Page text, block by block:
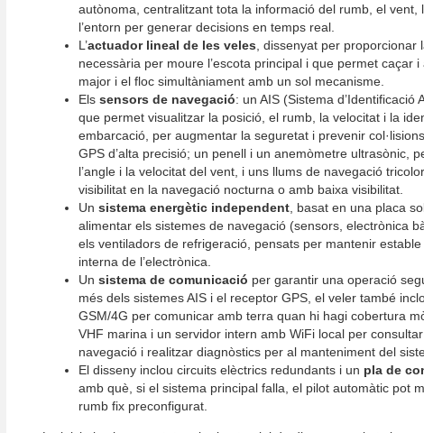
autònoma, centralitzant tota la informació del rumb, el vent,
l’entorn per generar decisions en temps real.
L’actuador lineal de les veles , dissenyat per proporcionar
necessària per moure l’escota principal i que permet caçar i
major i el floc simultàniament amb un sol mecanisme.
Els sensors de navegació: un AIS (Sistema d’Identificació
que permet visualitzar la posició, el rumb, la velocitat i la
embarcació, per augmentar la seguretat i prevenir
GPS d’alta precisió; un penell i un anemòmetre ultrasònic,
l’angle i la velocitat del vent, i uns llums de navegació
visibilitat en la navegació nocturna o amb baixa visibilitat.
Un sistema energètic independent , basat en una placa
alimentar els sistemes de navegació (sensors, electrònica
els ventiladors de refrigeració, pensats per mantenir
interna de l’electrònica.
Un sistema de comunicació per garantir una operació
més dels sistemes AIS i el receptor GPS, el veler també
GSM/4G per comunicar amb terra quan hi hagi cobertura
VHF marina i un servidor intern amb WiFi local per
navegació i realitzar diagnòstics per al manteniment del
El disseny inclou circuits elèctrics redundants i un pla de
amb què, si el sistema principal falla, el pilot automàtic pot
rumb fix preconfigurat.